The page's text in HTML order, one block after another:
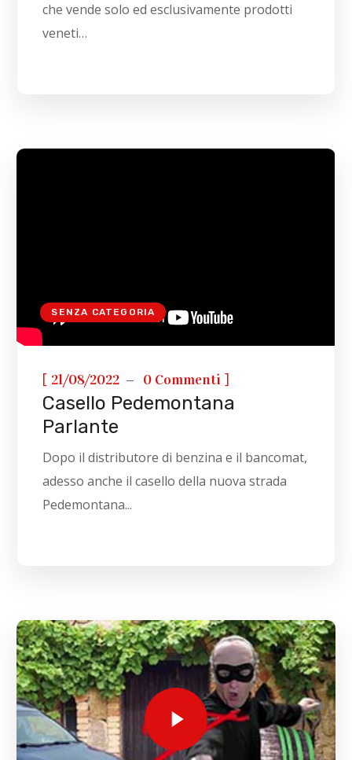
che vende solo ed esclusivamente prodotti
veneti…
SENZA CATEGORIA
[ 21/08/2022 0 Commenti ]
Casello Pedemontana
Parlante
Dopo il distributore di benzina e il bancomat,
adesso anche il casello della nuova strada
Pedemontana...